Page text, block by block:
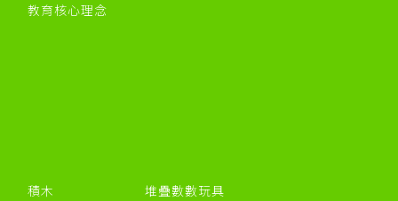
教育核心理念
積木 堆疊數數玩具